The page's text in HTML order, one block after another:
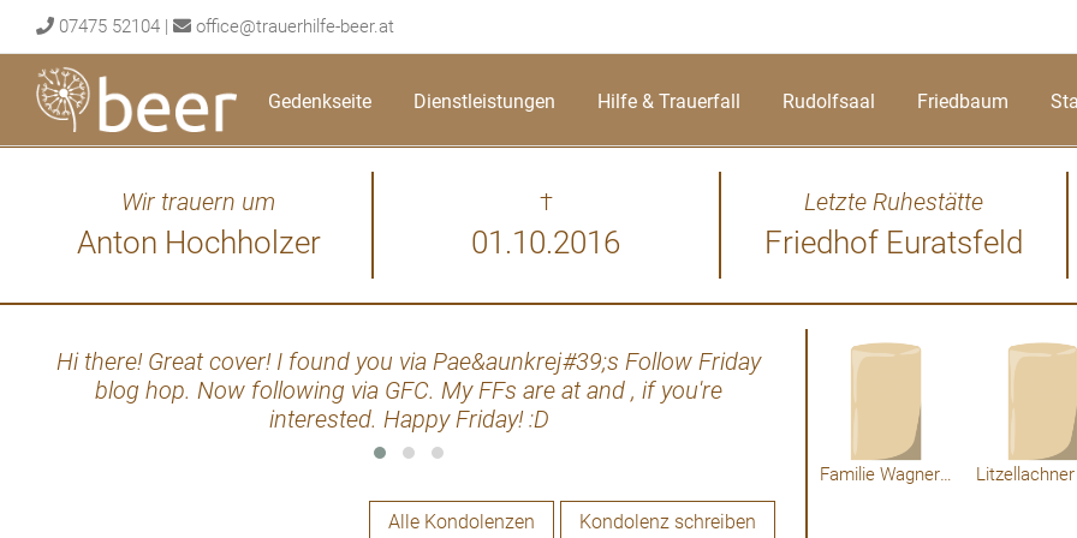
to
content
07475 52104 | office@trauerhilfe-beer.at
Gedenkseite Dienstleistungen Hilfe & Trauerfall Rudolfsaal Friedbaum
Wir trauern um
Anton Hochholzer
†
01.10.2016
Letzte Ruhestätte
Friedhof Euratsfeld
Hi there! Great cover! I found you via Pae&aunkrej#39;s Follow Friday
blog hop. Now following via GFC. My FFs are at and , if you're
interested. Happy Friday! :D
Es ist immer zu früh um
dennoch hat der Weg
wahre Ziel. Die einen gehen
ist uns allen vorbestimmt.
Alle Kondolenzen Kondolenz schreiben
Familie Wagner Pichlmühle